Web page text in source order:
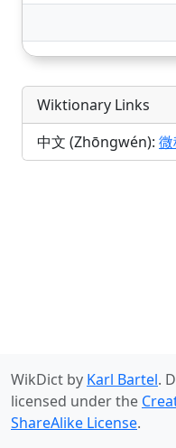
Wiktionary Links
中文 (Zhōngwén):
WikDict by Karl Bartel.
licensed under the
ShareAlike License.